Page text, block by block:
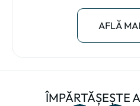
AFLĂ
ÎMPĂRTĂȘEȘTE